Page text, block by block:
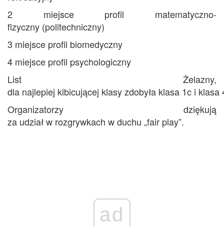
2 miejsce profil matematyczno-
fizyczny (politechniczny)
3 miejsce profil biomedyczny
4 miejsce profil psychologiczny
List Żelazny,
dla najlepiej kibicującej klasy zdobyła klasa 1c i klasa
Organizatorzy dziękują
za udział w rozgrywkach w duchu „fair play”.
ad